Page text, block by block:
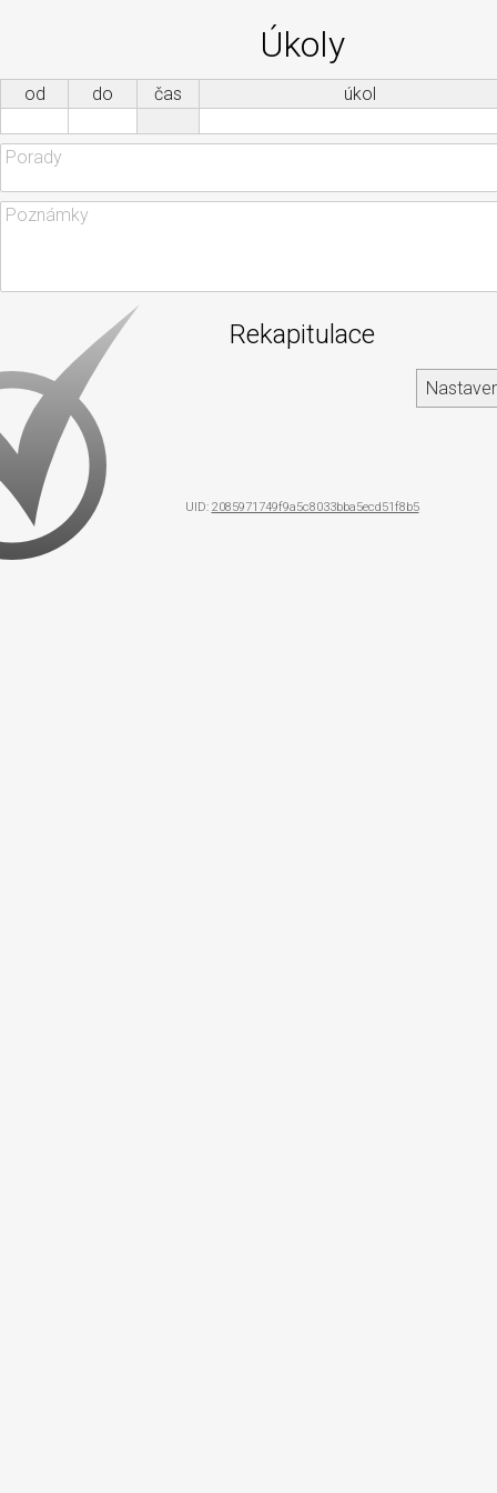
Úkoly
od do čas úkol
Rekapitulace
UID: 2085971749f9a5c8033bba5ecd51f8b5